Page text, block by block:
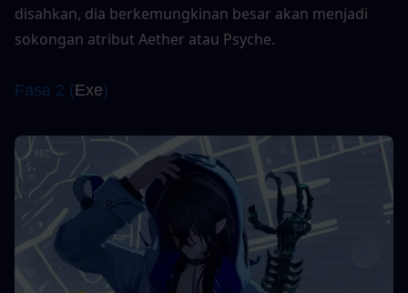
disahkan, dia berkemungkinan besar akan menjadi
sokongan atribut Aether atau Psyche.
Fasa 2 (Exe)